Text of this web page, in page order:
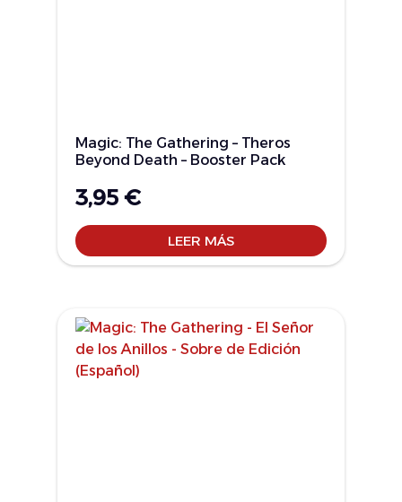
Magic: The Gathering – Theros
Beyond Death – Booster Pack
3,95 €
LEER MÁS